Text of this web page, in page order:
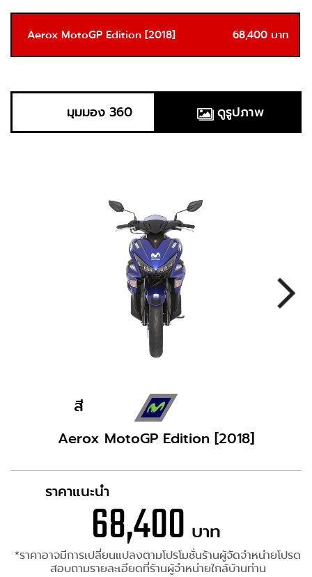
Aerox MotoGP Edition [2018] 68,400 บาท
มุมมอง 360 ดูรูปภาพ
สี
Aerox MotoGP Edition [2018]
ราคาแนะนำ
68,400 บาท
*ราคาอาจมีการเปลี่ยนแปลงตามโปรโมชั่นร้านผู้จัดจำหน่ายโปรด
สอบถามรายละเอียดที่ร้านผู้จำหน่ายใกล้บ้านท่าน